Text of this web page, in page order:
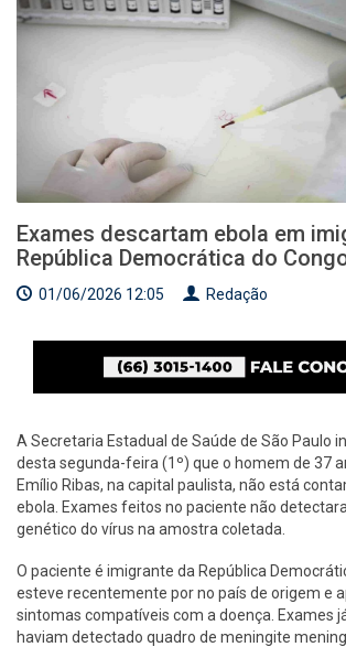
Exames descartam ebola em
República Democrática do
01/06/2026 12:05 Redação
A Secretaria Estadual de Saúde de São Paulo
desta segunda-feira (1º) que o homem de 37
Emílio Ribas, na capital paulista, não está
ebola. Exames feitos no paciente não
genético do vírus na amostra coletada.
O paciente é imigrante da República
esteve recentemente por no país de origem e
sintomas compatíveis com a doença. Exames
haviam detectado quadro de meningite